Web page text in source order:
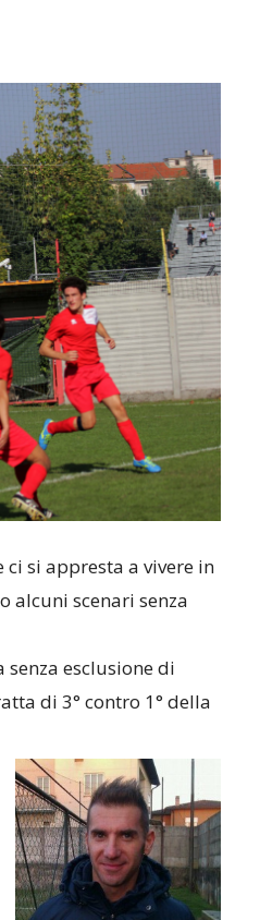
ci si appresta a vivere in
alcuni scenari senza
esclusione di
di 3° contro 1° della